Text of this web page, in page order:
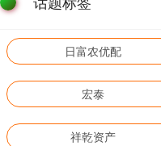
日富农优配
宏泰
祥乾资产